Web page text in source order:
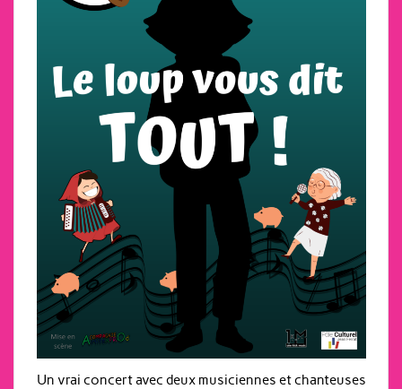
Un vrai concert avec deux musiciennes et chanteuses